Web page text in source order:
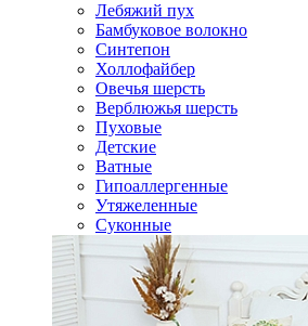
Лебяжий пух
Бамбуковое волокно
Синтепон
Холлофайбер
Овечья шерсть
Верблюжья шерсть
Пуховые
Детские
Ватные
Гипоаллергенные
Утяжеленные
Суконные